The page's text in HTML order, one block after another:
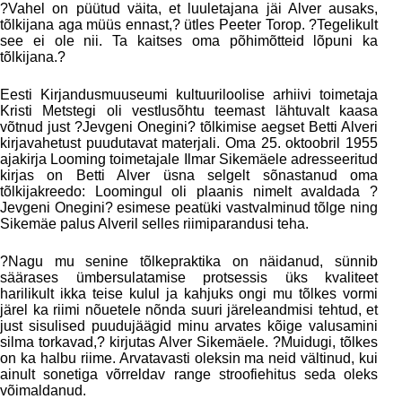
?Vahel on püütud väita, et luuletajana jäi Alver ausaks,
tõlkijana aga müüs ennast,? ütles Peeter Torop. ?Tegelikult
see ei ole nii. Ta kaitses oma põhimõtteid lõpuni ka
tõlkijana.?
Eesti Kirjandusmuuseumi kultuuriloolise arhiivi toimetaja
Kristi Metstegi oli vestlusõhtu teemast lähtuvalt kaasa
võtnud just ?Jevgeni Onegini? tõlkimise aegset Betti Alveri
kirjavahetust puudutavat materjali. Oma 25. oktoobril 1955
ajakirja Looming toimetajale Ilmar Sikemäele adresseeritud
kirjas on Betti Alver üsna selgelt sõnastanud oma
tõlkijakreedo: Loomingul oli plaanis nimelt avaldada ?
Jevgeni Onegini? esimese peatüki vastvalminud tõlge ning
Sikemäe palus Alveril selles riimiparandusi teha.
?Nagu mu senine tõlkepraktika on näidanud, sünnib
säärases ümbersulatamise protsessis üks kvaliteet
harilikult ikka teise kulul ja kahjuks ongi mu tõlkes vormi
järel ka riimi nõuetele nõnda suuri järeleandmisi tehtud, et
just sisulised puudujäägid minu arvates kõige valusamini
silma torkavad,? kirjutas Alver Sikemäele. ?Muidugi, tõlkes
on ka halbu riime. Arvatavasti oleksin ma neid vältinud, kui
ainult sonetiga võrreldav range stroofiehitus seda oleks
võimaldanud.